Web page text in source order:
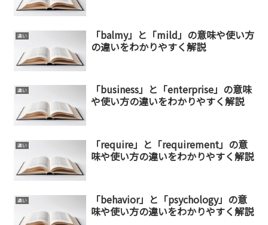
違い
「balmy」と「mild」の意味や使い方
の違いをわかりやすく解説
違い
「business」と「enterprise」の意味
や使い方の違いをわかりやすく解説
違い
「require」と「requirement」の意
味や使い方の違いをわかりやすく解説
違い
「behavior」と「psychology」の意
味や使い方の違いをわかりやすく解説